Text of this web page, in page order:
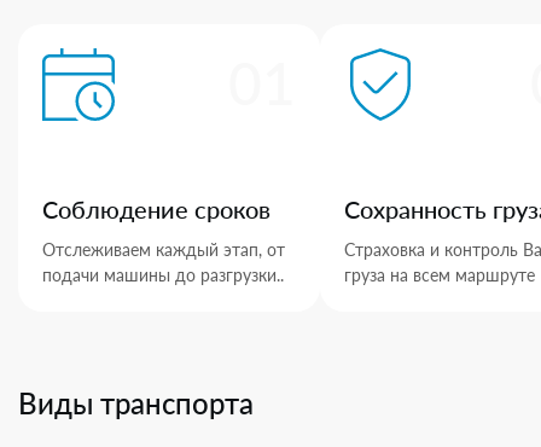
Соблюдение сроков
Отслеживаем каждый этап, от
подачи машины до разгрузки..
Сохранность
Страховка и контроль
груза на всем маршруте
Виды транспорта